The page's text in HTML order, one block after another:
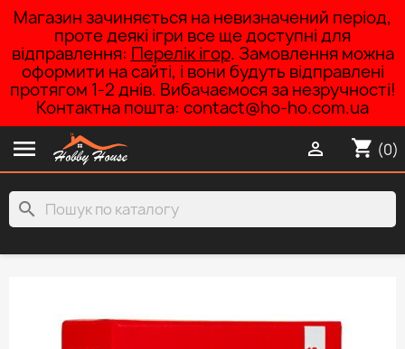
Магазин зачиняється на невизначений період,
проте деякі ігри все ще доступні для
відправлення: Перелік ігор. Замовлення можна
оформити на сайті, і вони будуть відправлені
протягом 1-2 днів. Вибачаємося за незручності!
Контактна пошта: contact@ho-ho.com.ua
 shopping_cart (0)

search